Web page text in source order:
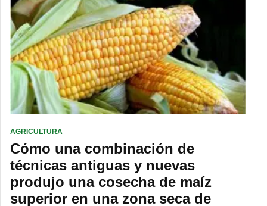
AGRICULTURA
Cómo una combinación de
técnicas antiguas y nuevas
produjo una cosecha de maíz
superior en una zona seca de